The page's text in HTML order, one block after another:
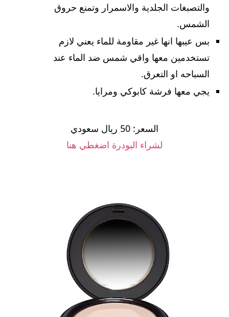
والتصبغات الجلدية والاسمرار وتمنع حروق
الشمس.
بس عيبها انها غير مقاومة للماء يعني لازم
تستخدمين معها واقي شمس ضد الماء عند
السباحه او التعرق.
يجي معها فرشة كابوكي ومرايا.
السعر: 50 ريال سعودي
لشراء البودرة اضغطي هنا